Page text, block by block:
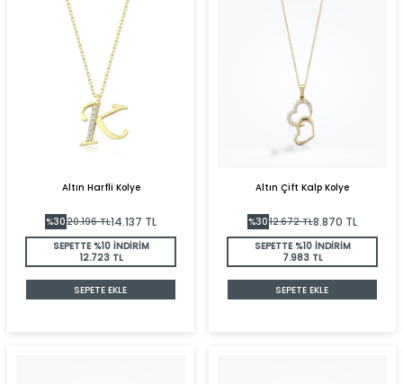
Altın Harfli Kolye
%3020.196TL14.137 TL
SEPETTE %10 İNDİRİM
12.723 TL
SEPETE EKLE
Altın Çift Kalp Kolye
%3012.672TL8.870 TL
SEPETTE %10 İNDİRİM
7.983 TL
SEPETE EKLE